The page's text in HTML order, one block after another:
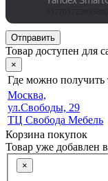
Отправить
Товар доступен для
×
Где можно получить
Москва,
ул.Свободы, 29
ТЦ Свобода Мебель
Корзина покупок
Товар уже добавлен
×